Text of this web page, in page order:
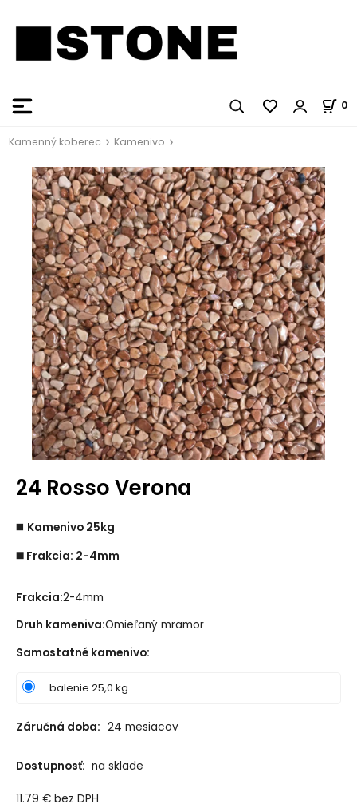
0
Kamenný koberec Kamenivo
24 Rosso Verona
◼️ Kamenivo 25kg
◼️ Frakcia: 2-4mm
Frakcia:2-4mm
Druh kameniva:Omieľaný mramor
Samostatné kamenivo:
balenie 25,0 kg
Záručná doba: 24 mesiacov
Dostupnosť: na sklade
11.79 € bez DPH